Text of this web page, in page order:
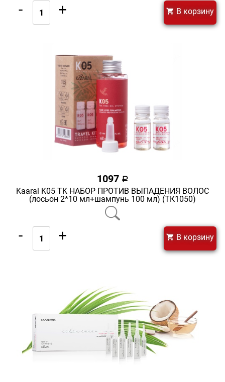
- + В корзину
1097 a
Kaaral K05 TK НАБОР ПРОТИВ ВЫПАДЕНИЯ ВОЛОС
(лосьон 2*10 мл+шампунь 100 мл) (ТК1050)
- + В корзину